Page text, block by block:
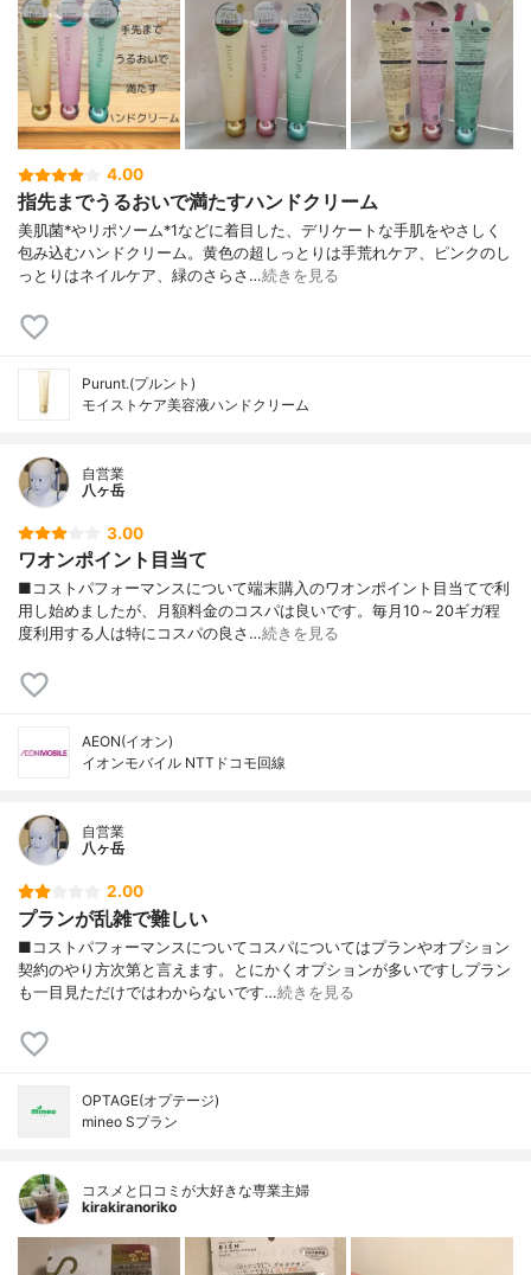
4.00
指先までうるおいで満たすハンドクリーム
美肌菌*やリポソーム*1などに着目した、デリケートな手肌をやさしく
包み込むハンドクリーム。黄色の超しっとりは手荒れケア、ピンクのし
っとりはネイルケア、緑のさらさ…続きを見る
Purunt.(プルント)
モイストケア美容液ハンドクリーム
自営業
八ヶ岳
3.00
ワオンポイント目当て
■コストパフォーマンスについて端末購入のワオンポイント目当てで利
用し始めましたが、月額料金のコスパは良いです。毎月10～20ギガ程
度利用する人は特にコスパの良さ…続きを見る
AEON(イオン)
イオンモバイル NTTドコモ回線
自営業
八ヶ岳
2.00
プランが乱雑で難しい
■コストパフォーマンスについてコスパについてはプランやオプション
契約のやり方次第と言えます。とにかくオプションが多いですしプラン
も一目見ただけではわからないです…続きを見る
OPTAGE(オプテージ)
mineo Sプラン
コスメと口コミが大好きな専業主婦
kirakiranoriko